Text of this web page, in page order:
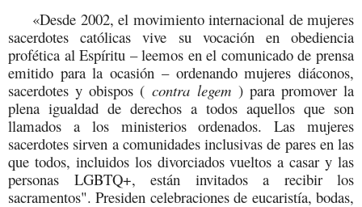
«Desde 2002, el movimiento internacional de mujeres
sacerdotes católicas vive su vocación en obediencia
profética al Espíritu – leemos en el comunicado de prensa
emitido para la ocasión – ordenando mujeres diáconos,
sacerdotes y obispos (contra legem) para promover la
plena igualdad de derechos a todos aquellos que son
llamados a los ministerios ordenados. Las mujeres
sacerdotes sirven a comunidades inclusivas de pares en las
que todos, incluidos los divorciados vueltos a casar y las
personas LGBTQ+, están invitados a recibir los
sacramentos". Presiden celebraciones de eucaristía, bodas,